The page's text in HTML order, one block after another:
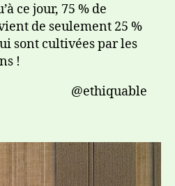
ce jour, 75 % de
de seulement 25 %
sont cultivées par les
!
@ethiquable